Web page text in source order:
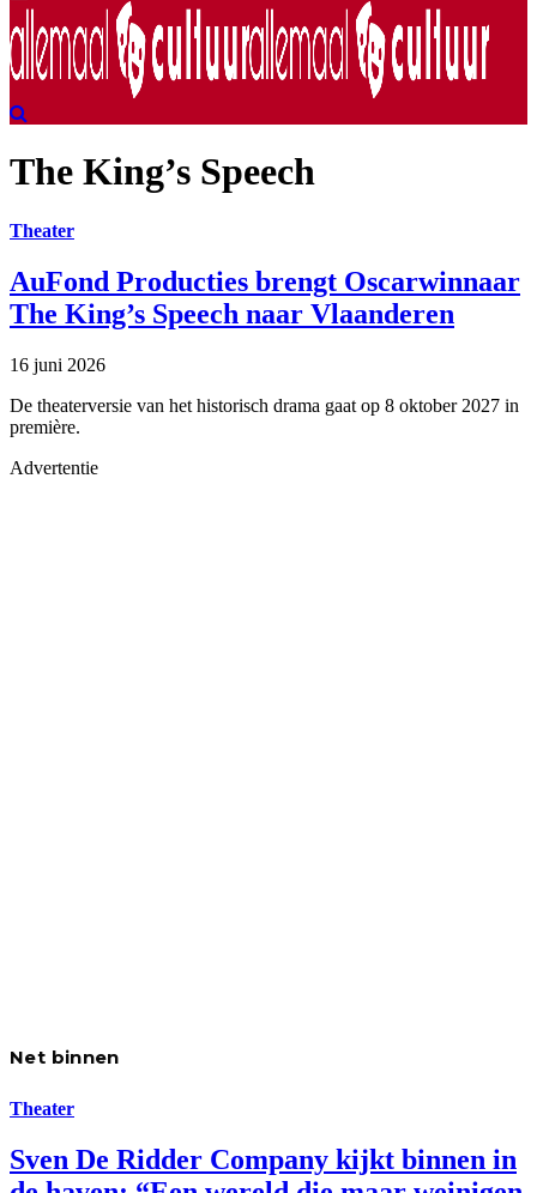
The King’s Speech
Theater
AuFond Producties brengt Oscarwinnaar
The King’s Speech naar Vlaanderen
16 juni 2026
De theaterversie van het historisch drama gaat op 8 oktober 2027 in
première.
Advertentie
Net binnen
Theater
Sven De Ridder Company kijkt binnen in